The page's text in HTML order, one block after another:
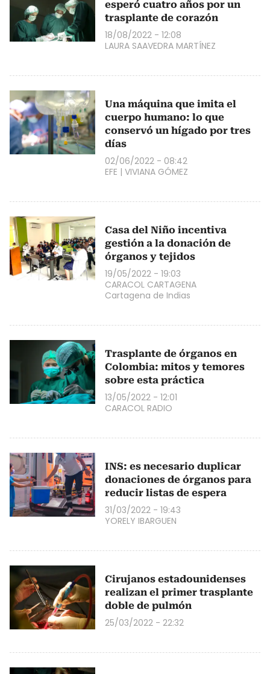
esperó cuatro años por un
trasplante de corazón
18/08/2022 - 12:08
LAURA SAAVEDRA MARTÍNEZ
Una máquina que imita el
cuerpo humano: lo que
conservó un hígado por tres
días
02/06/2022 - 08:42
EFE | VIVIANA GÓMEZ
Casa del Niño incentiva
gestión a la donación de
órganos y tejidos
19/05/2022 - 19:03
CARACOL CARTAGENA
Cartagena de Indias
Trasplante de órganos en
Colombia: mitos y temores
sobre esta práctica
13/05/2022 - 12:01
CARACOL RADIO
INS: es necesario duplicar
donaciones de órganos para
reducir listas de espera
31/03/2022 - 19:43
YORELY IBARGUEN
Cirujanos estadounidenses
realizan el primer trasplante
doble de pulmón
25/03/2022 - 22:32